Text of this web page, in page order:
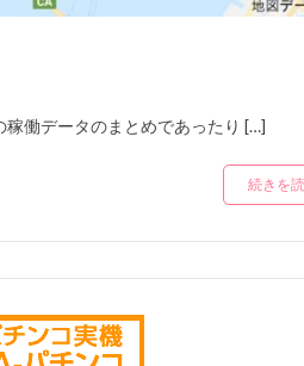
働データのまとめであったり […]
続きを